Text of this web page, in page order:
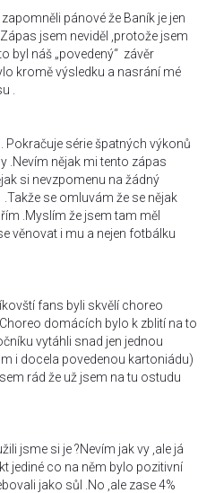
pánové že Baník je jen
jsem neviděl ,protože jsem
byl náš „povedený“ závěr
kromě výsledku a nasrání mé
.
Pokračuje série špatných výkonů
.Nevím nějak mi tento zápas
si nevzpomenu na žádný
se omluvám že se nějak
.Myslím že jsem tam měl
věnovat i mu a nejen fotbálku
fans byli skvělí choreo
domácích bylo k zblití na to
vytáhli snad jen jednou
i docela povedenou kartoniádu)
rád že už jsem na tu ostudu
jsme si je ?Nevím jak vy ,ale já
jediné co na něm bylo pozitivní
jako sůl .No ,ale zase 4%